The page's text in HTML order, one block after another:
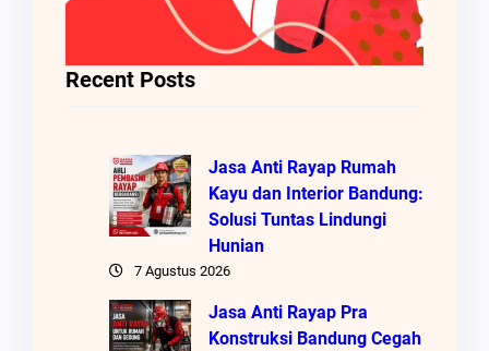
Recent Posts
Jasa Anti Rayap Rumah
Kayu dan Interior Bandung:
Solusi Tuntas Lindungi
Hunian
7 Agustus 2026
Jasa Anti Rayap Pra
Konstruksi Bandung Cegah